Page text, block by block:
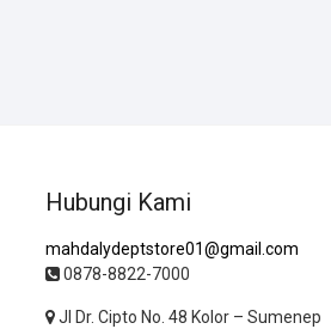
Hubungi Kami
mahdalydeptstore01@gmail.com
0878-8822-7000
Jl Dr. Cipto No. 48 Kolor – Sumenep